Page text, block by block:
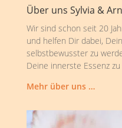
Über uns Sylvia &
Wir sind schon seit 20
und helfen Dir dabei,
selbstbewusster zu
Deine innerste Essenz
Mehr über uns …